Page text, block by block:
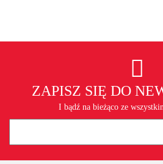
ZAPISZ SIĘ DO
I bądź na bieżąco ze